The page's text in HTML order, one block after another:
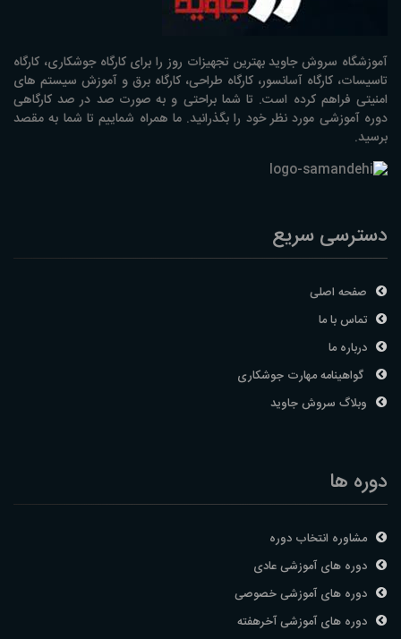
آموزشگاه سروش جاوید بهترین تجهیزات روز را برای کارگاه جوشکاری، کارگاه
تاسیسات، کارگاه آسانسور، کارگاه طراحی، کارگاه برق و آموزش سیستم های
امنیتی فراهم کرده است. تا شما براحتی و به صورت صد در صد کارگاهی
دوره آموزشی مورد نظر خود را بگذرانید. ما همراه شماییم تا شما به مقصد
برسید.
دسترسی سریع
صفحه اصلی
تماس با ما
درباره ما
گواهینامه مهارت جوشکاری
وبلاگ سروش جاوید
دوره ها
مشاوره انتخاب دوره
دوره های آموزشی عادی
دوره های آموزشی خصوصی
دوره های آموزشی آخرهفته